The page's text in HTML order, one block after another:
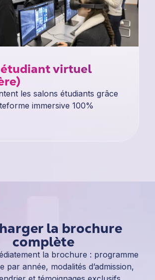
virtuel
les salons étudiants grâce
immersive 100%
la brochure
complète
la brochure : programme
par année, modalités d’admission,